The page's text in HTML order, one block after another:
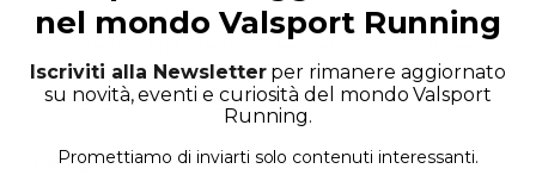
Tomaia confortevole e traspirante:la tomaia in
materiale knit elastico e leggero avvolge il piede
con comfort, favorendo traspirabilità e un fit
adattativo per diverse forme di piede.
Categoria A3
nel mondo Valsport Running
Iscriviti alla Newsletterper rimanere aggiornato
su novità, eventi e curiosità del mondo Valsport
Running.
Promettiamo di inviarti solo contenuti interessanti.